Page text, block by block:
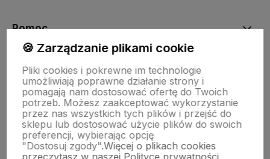
Pomoc
KOLEKCJE
Nasze marki
O nas
🍪 Zarządzanie plikami cookie
Pliki cookies i pokrewne im technologie
umożliwiają poprawne działanie strony i
pomagają nam dostosować ofertę do Twoich
potrzeb. Możesz zaakceptować wykorzystanie
przez nas wszystkich tych plików i przejść do
sklepu lub dostosować użycie plików do swoich
preferencji, wybierając opcję
"Dostosuj zgody".Więcej o plikach cookies
przeczytasz w naszej Polityce prywatności.